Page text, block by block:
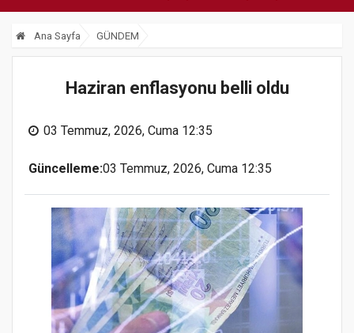
Ana Sayfa GÜNDEM
Haziran enflasyonu belli oldu
03 Temmuz, 2026, Cuma 12:35
Güncelleme:03 Temmuz, 2026, Cuma 12:35